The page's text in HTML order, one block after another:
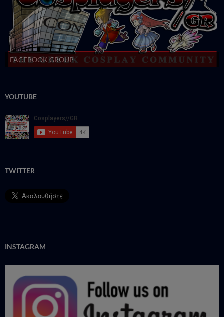
FACEBOOK GROUP
YOUTUBE
TWITTER
INSTAGRAM